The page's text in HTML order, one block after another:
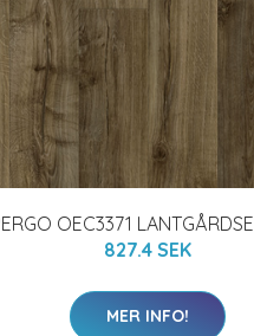
OEC3371
827.4 SEK
MER INFO!